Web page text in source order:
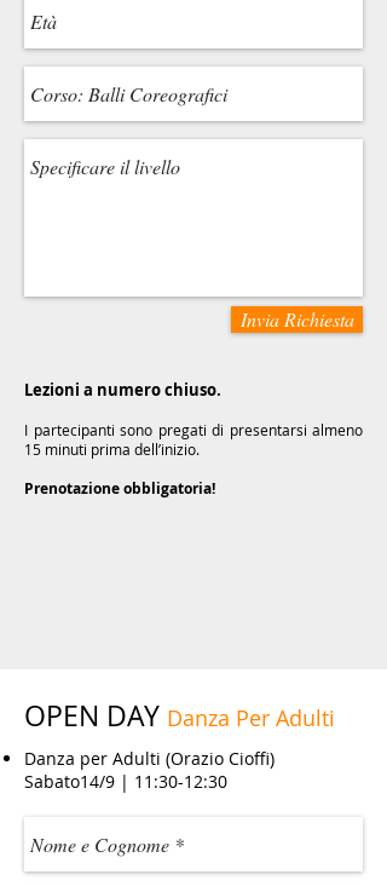
Invia Richiesta
Lezioni a numero chiuso.
I partecipanti sono pregati di presentarsi almeno
15 minuti prima dell’inizio.
Prenotazione obbligatoria!
OPEN DAY Danza Per Adulti
Danza per Adulti (Orazio Cioffi)
Sabato14/9 | 11:30-12:30